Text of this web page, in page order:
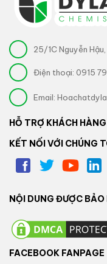
25/1C Nguyễn Hậu,
Điện thoại: 0915
Email:
HỖ TRỢ KHÁCH HÀNG
KẾT NỐI VỚI CHÚNG
NỘI DUNG ĐƯỢC BẢO
FACEBOOK FANPAGE